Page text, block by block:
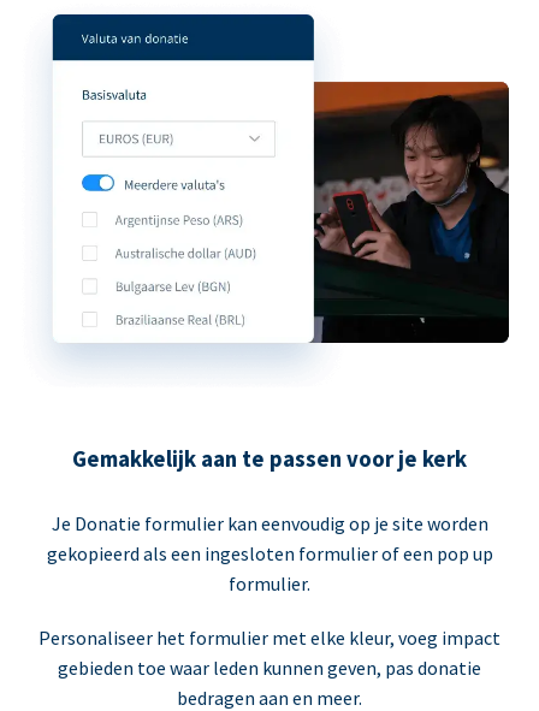
Gemakkelijk aan te passen voor je kerk
Je Donatie formulier kan eenvoudig op je site worden
gekopieerd als een ingesloten formulier of een pop up
formulier.
Personaliseer het formulier met elke kleur, voeg impact
gebieden toe waar leden kunnen geven, pas donatie
bedragen aan en meer.